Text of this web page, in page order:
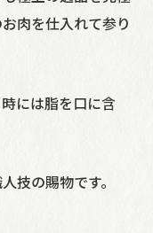
肉を仕入れて参り
には脂を口に含
技の賜物です。